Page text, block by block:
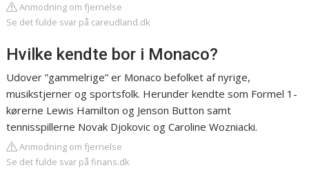
Anmodning om fjernelse
Se det fulde svar på careudland.dk
Hvilke kendte bor i Monaco?
Udover ”gammelrige” er Monaco befolket af nyrige,
musikstjerner og sportsfolk. Herunder kendte som Formel 1-
kørerne Lewis Hamilton og Jenson Button samt
tennisspillerne Novak Djokovic og Caroline Wozniacki.
Anmodning om fjernelse
Se det fulde svar på finans.dk